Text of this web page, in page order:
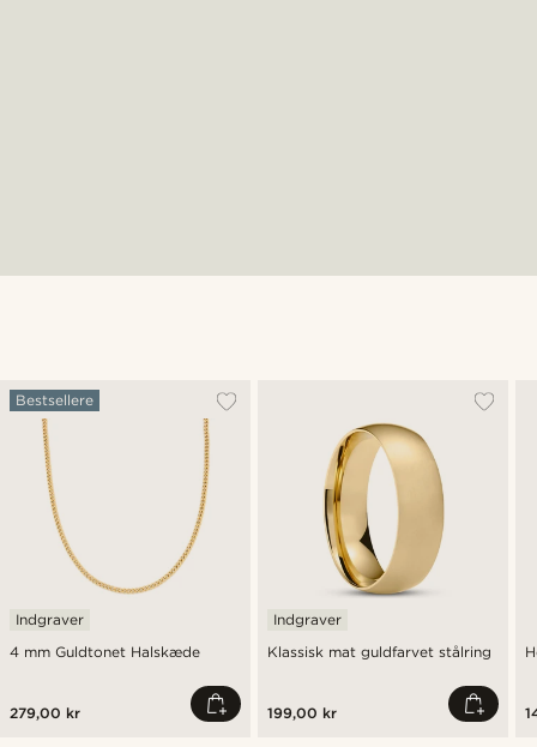
4 mm Guldtonet Halskæde
Bestsellere
Indgraver
279,00 kr
Klassisk mat guldfarvet stålring
Indgraver
199,00 kr